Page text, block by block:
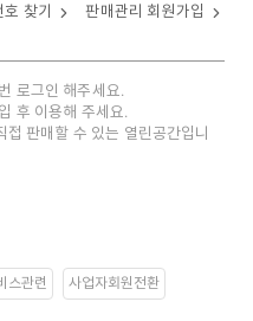
찾기 판매관리 회원가입
로그인 해주세요.
후 이용해 주세요.
판매할 수 있는 열린공간입니
스관련 사업자회원전환